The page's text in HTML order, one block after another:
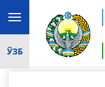
Toggle
navigation
ЎЗБ